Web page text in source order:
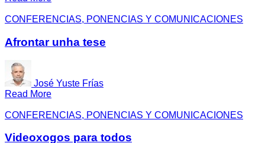
CONFERENCIAS, PONENCIAS Y COMUNICACIONES
Afrontar unha tese
José Yuste Frías
Read More
CONFERENCIAS, PONENCIAS Y COMUNICACIONES
Videoxogos para todos